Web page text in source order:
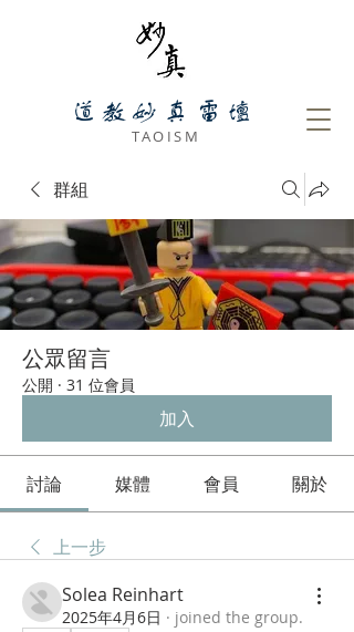
道教妙真雷壇
​ TAOISM
群組
公眾留言
公開 · 31 位會員
加入
討論 媒體 會員 關於
上一步
Solea Reinhart
2025年4月6日 · joined the group.